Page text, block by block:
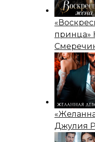
принца»
Джулия